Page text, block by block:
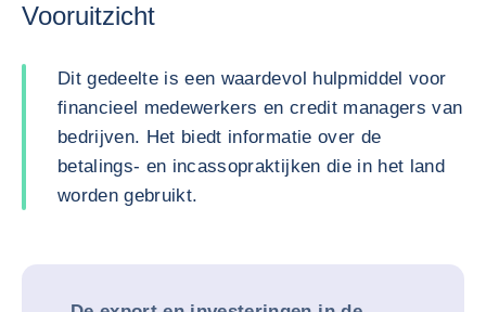
Vooruitzicht
Dit gedeelte is een waardevol hulpmiddel voor
financieel medewerkers en credit managers van
bedrijven. Het biedt informatie over de
betalings- en incassopraktijken die in het land
worden gebruikt.